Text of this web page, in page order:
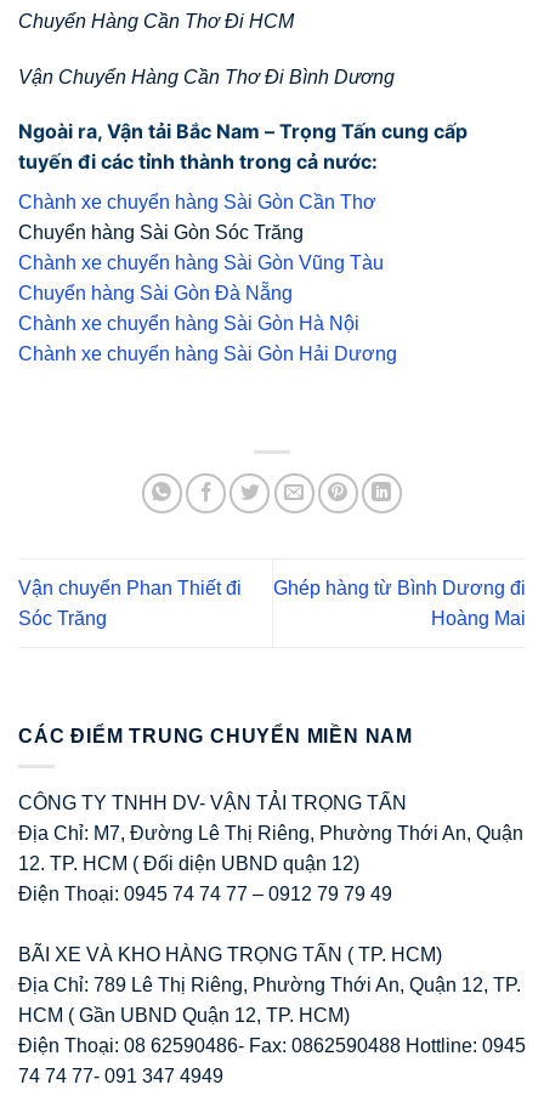
Chuyển Hàng Cần Thơ Đi HCM
Vận Chuyển Hàng Cần Thơ Đi Bình Dương
Ngoài ra, Vận tải Bắc Nam – Trọng Tấn cung cấp
tuyến đi các tỉnh thành trong cả nước:
Chành xe chuyển hàng Sài Gòn Cần Thơ
Chuyển hàng Sài Gòn Sóc Trăng
Chành xe chuyển hàng Sài Gòn Vũng Tàu
Chuyển hàng Sài Gòn Đà Nẵng
Chành xe chuyển hàng Sài Gòn Hà Nội
Chành xe chuyển hàng Sài Gòn Hải Dương
Vận chuyển Phan Thiết đi
Sóc Trăng
Ghép hàng từ Bình Dương đi
Hoàng Mai
CÁC ĐIỂM TRUNG CHUYỂN MIỀN NAM
CÔNG TY TNHH DV- VẬN TẢI TRỌNG TẤN
Địa Chỉ: M7, Đường Lê Thị Riêng, Phường Thới An, Quận
12. TP. HCM ( Đối diện UBND quận 12)
Điện Thoại: 0945 74 74 77 – 0912 79 79 49
BÃI XE VÀ KHO HÀNG TRỌNG TẤN ( TP. HCM)
Địa Chỉ: 789 Lê Thị Riêng, Phường Thới An, Quận 12, TP.
HCM ( Gần UBND Quận 12, TP. HCM)
Điện Thoại: 08 62590486- Fax: 0862590488 Hottline: 0945
74 74 77- 091 347 4949